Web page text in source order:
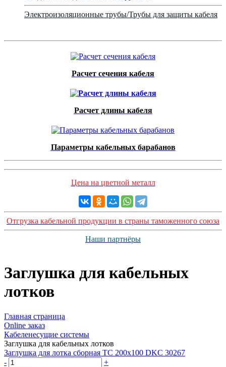
Электроизоляционные трубы/Трубы для защиты кабеля
Расчет сечения кабеля
Расчет длины кабеля
Параметры кабельных барабанов
Цена на цветной металл
Отгрузка кабельной продукции в страны таможенного союза
Наши партнёры
Заглушка для кабельных
лотков
Главная страница
Оnline заказ
Кабеленесущие системы
Заглушка для кабельных лотков
Заглушка для лотка сборная TC 200х100 DKC 30267
-
+